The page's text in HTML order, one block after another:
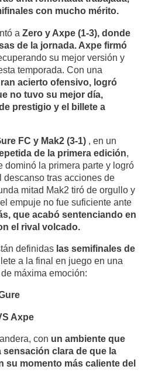
con mucho mérito.
a Zero y Axpe (1-3), donde
de la jornada. Axpe firmó
su mejor versión y
temporada. Con una
acierto ofensivo, logró
no tuvo su mejor día,
prestigio y el billete a
FC y Mak2 (3-1) , en un
de la primera edición,
dominó la primera parte y logró
descanso tras acciones de
mitad Mak2 tiró de orgullo y
empuje no fue suficiente ante
que acabó sentenciando en
el rival volcado.
definidas las semifinales de
a la final en juego en una
máxima emoción:
Axpe
con un ambiente que
sensación clara de que la
su momento más caliente del